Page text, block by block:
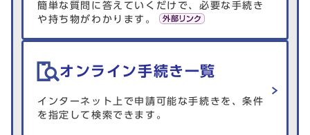
簡単な質問に答えていくだけで、必要な手続き
や持ち物がわかります。
オンライン手続き一覧
インターネット上で申請可能な手続きを、条件
を指定して検索できます。